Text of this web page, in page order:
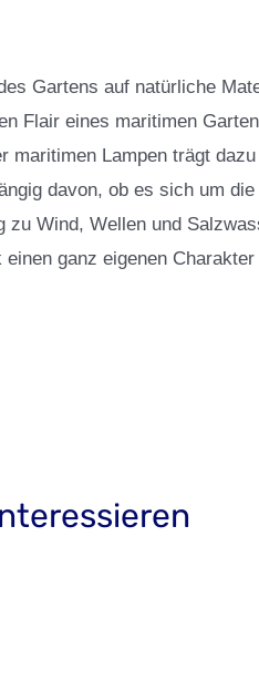
Gartens auf natürliche
Flair eines maritimen
maritimen Lampen trägt
davon, ob es sich um
zu Wind, Wellen und
ganz eigenen